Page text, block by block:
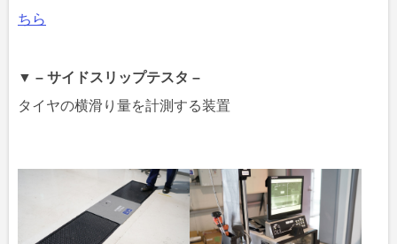
ちら
▼ – サイドスリップテスタ –
タイヤの横滑り量を計測する装置